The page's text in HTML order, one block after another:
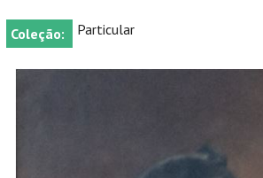
Coleção: Particular